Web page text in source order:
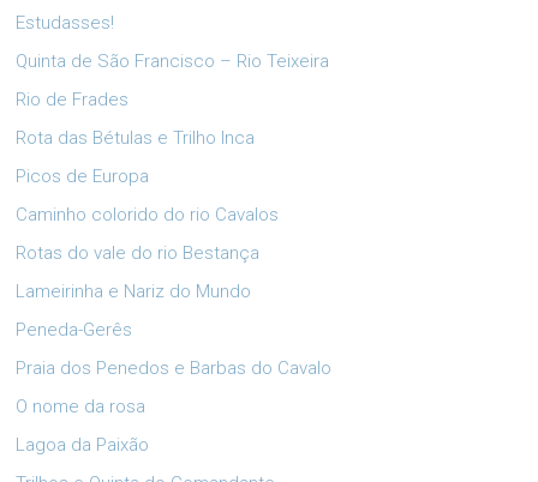
Estudasses!
Quinta de São Francisco – Rio Teixeira
Rio de Frades
Rota das Bétulas e Trilho Inca
Picos de Europa
Caminho colorido do rio Cavalos
Rotas do vale do rio Bestança
Lameirinha e Nariz do Mundo
Peneda-Gerês
Praia dos Penedos e Barbas do Cavalo
O nome da rosa
Lagoa da Paixão